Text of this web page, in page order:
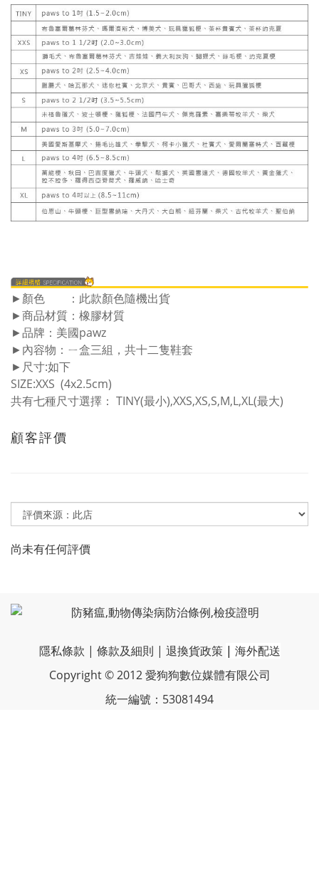
►顏色 ：此款顏色隨機出貨
►商品材質：橡膠材質
►品牌：美國pawz
►內容物：ㄧ盒三組，共十二隻鞋套
►尺寸:如下
SIZE:XXS (4x2.5cm)
共有七種尺寸選擇： TINY(最小),XXS,XS,S,M,L,XL(最大)
顧客評價
尚未有任何評價
隱私條款 | 條款及細則 | 退換貨政策 | 海外配送
Copyright © 2012 愛狗狗數位媒體有限公司
統一編號：53081494